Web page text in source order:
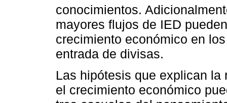
conocimientos.
mayores flujos de IED
crecimiento económico en
entrada de divisas.
Las hipótesis que explican
el crecimiento económico